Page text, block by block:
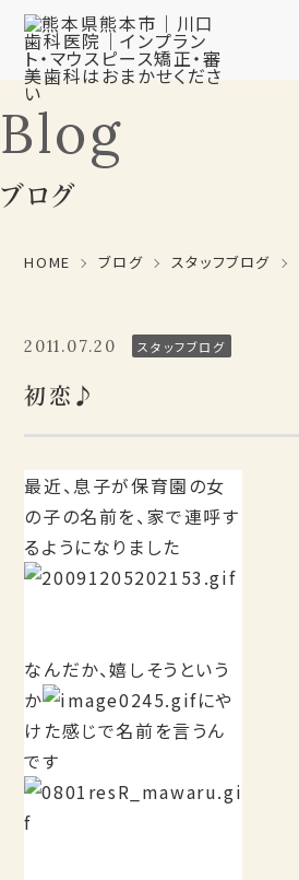
Blog
ブログ
HOME ブログ スタッフブログ
2011.07.20 スタッフブログ
初恋♪
最近、息子が保育園の女
の子の名前を、家で連呼す
るようになりました
なんだか、嬉しそうという
か
にや
けた感じで名前を言うん
です